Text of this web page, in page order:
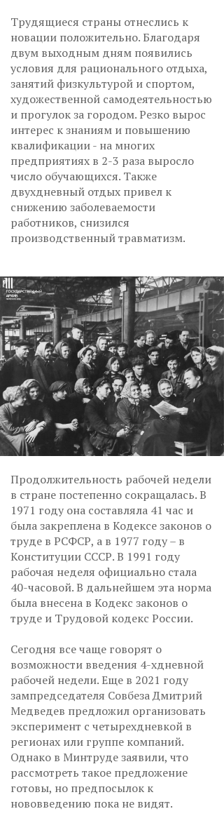
Трудящиеся страны отнеслись к
новации положительно. Благодаря
двум выходным дням появились
условия для рационального отдыха,
занятий физкультурой и спортом,
художественной самодеятельностью
и прогулок за городом. Резко вырос
интерес к знаниям и повышению
квалификации - на многих
предприятиях в 2-3 раза выросло
число обучающихся. Также
двухдневный отдых привел к
снижению заболеваемости
работников, снизился
производственный травматизм.
Продолжительность рабочей недели
в стране постепенно сокращалась. В
1971 году она составляла 41 час и
была закреплена в Кодексе законов о
труде в РСФСР, а в 1977 году – в
Конституции СССР. В 1991 году
рабочая неделя официально стала
40-часовой. В дальнейшем эта норма
была внесена в Кодекс законов о
труде и Трудовой кодекс России.
Сегодня все чаще говорят о
возможности введения 4-хдневной
рабочей недели. Еще в 2021 году
зампредседателя Совбеза Дмитрий
Медведев предложил организовать
эксперимент с четырехдневкой в
регионах или группе компаний.
Однако в Минтруде заявили, что
рассмотреть такое предложение
готовы, но предпосылок к
нововведению пока не видят.